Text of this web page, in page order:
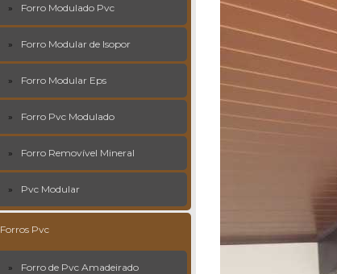
Forro Modulado Pvc
Forro Modular de Isopor
Forro Modular Eps
Forro Pvc Modulado
Forro Removível Mineral
Pvc Modular
Forros Pvc
Forro de Pvc Amadeirado